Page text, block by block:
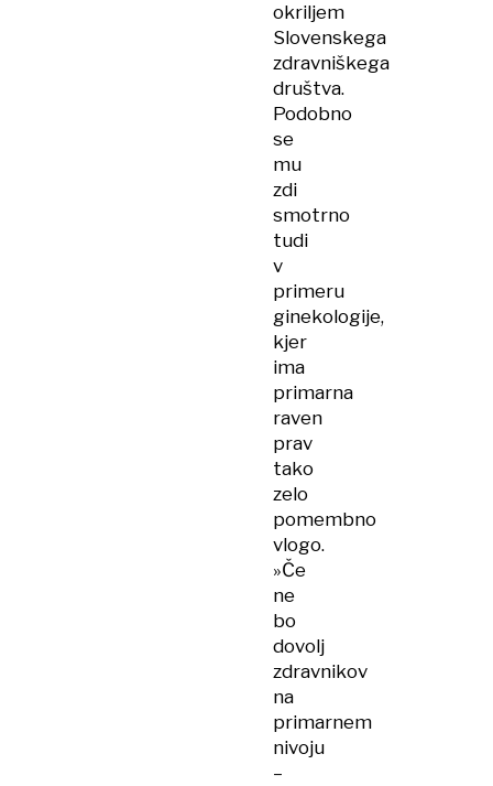
okriljem
Slovenskega
zdravniškega
društva.
Podobno
se
mu
zdi
smotrno
tudi
v
primeru
ginekologije,
kjer
ima
primarna
raven
prav
tako
zelo
pomembno
vlogo.
»Če
ne
bo
dovolj
zdravnikov
na
primarnem
nivoju
–